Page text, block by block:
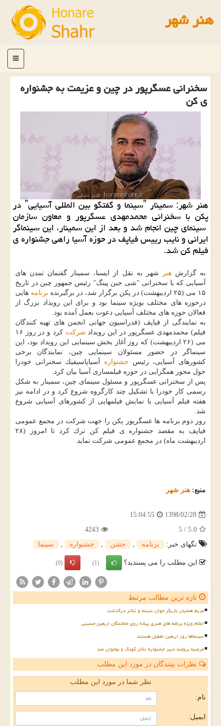
هنر شهر
منو
سخنرانی عسگرپور در چین و عزیمت به جشنواره
ی كن
هنر شهر: سمینار ˮسینما و گفتگو بین المللی آسیاییˮ در
پكن با سخنرانی محمدمهدی عسگرپور و معاون سازمان
سینمای چین انجام شد و بعد از این سمینار، این سینماگر
ایرانی و نایب رییس فیاپف در حوزه آسیا راهی جشنواره ی
فیلم كن شد.
به گزارشهنر
شهر به نقل از ایسنا، سمینار گفتمان تمدن های
آسیایی كه با سخنرانی "شی جین پینگ" رئیس جمهور چین در تاریخ
۱۵ می (۲۵ اردیبهشت) در پكن برگزار شد، در برگیرنده
برنامه هایی
درحوزه های مختلف بویژه سینما بود و برای این رویداد بزرگ از
فعالان حوزه های مختلف آسیایی دعوت بعمل آمده بود.
به نمایندگی از فیاپف (فدراسیون جهانی انجمن های تهیه كنندگان
فیلم) محمدمهدی عسگرپور در این رویداد شركت
كرد و در روز ۱۶
می (۲۶ اردیبهشت) كه روز آغاز بخش سینمایی این رویداد بود، این
سینماگر در حضور مسئولان سینمایی چین، نمایندگان برخی
كشورهای آسیایی، رئیس جشنواره آسیاپاسیفیك سخنرانی خودرا
حول محور همگرایی در حوزه فیلمسازی آسیا بیان كرد.
پس از سخنرانی عسگرپور و مسئول سینمای چین، سمینار به شكل
رسمی كار خودرا با تشكیل چند كارگروه شروع كرد و در ادامه نیز
هفته فیلم آسیایی با نمایش فیلمهایی از كشورهای آسیایی شروع
شد.
روز دوم برنامه ها عسگرپور پكن را جهت شركت در مجمع عمومی
فیاپف به مقصد جشنواره ی فیلم كن ترك كرد تا امروز (۲۸
اردیبهشت ماه) در مجمع عمومی شركت نماید.
منبع: هنر شهر
1398/02/28
15:04:55
5.0
/
5
4243
تگهای خبر:
برنامه , جشن , جشنواره , سینما
این مطلب را می پسندید؟ (1)
(0)
تازه ترین مطالب مرتبط
مریم همتیان بازیگر جوان سینما و تئاتر درگذشت
اعلام ویژه برنامه های هنری پیاده روی جاماندگان اربعین حسینی
سینماها روز اربعین تعطیل هستند
مرضیه برومند دبیر جشنواره تئاتر کودک و نوجوان شد
نظرات بینندگان در مورد این مطلب
نظر شما در مورد این مطلب
نام:
ایمیل: